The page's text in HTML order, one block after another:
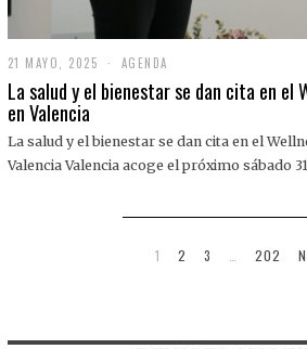
21 MAYO, 2025
1
M
O
,
AGENDA
La salud y el bienestar se dan cita en el
en Valencia
La salud y el bienestar se dan cita en el
Valencia Valencia acoge el próximo sábado
1 2 3 202